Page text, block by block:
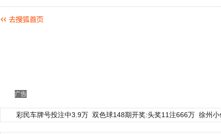
广告
彩民车牌号投注中3.9万 双色球148期开奖:头奖11注666万 徐州